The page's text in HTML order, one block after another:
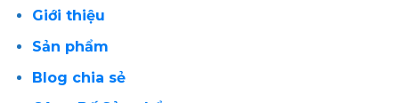
Giới thiệu
Sản phẩm
Blog chia sẻ